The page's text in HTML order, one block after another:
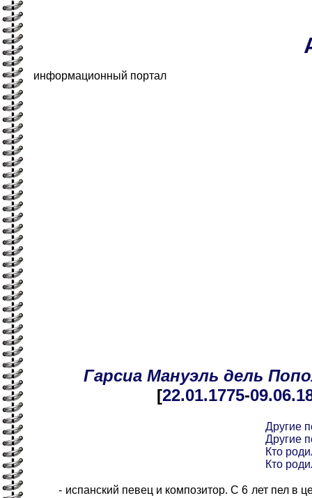
информационный портал
Гарсиа Мануэль дель
[22.01.1775-09.06
Другие
Другие
Кто
Кто
- испанский певец и композитор. С 6 лет пел в